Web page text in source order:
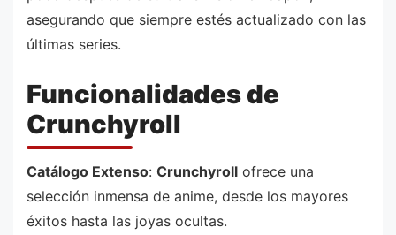
asegurando que siempre estés actualizado con las
últimas series.
Funcionalidades de
Crunchyroll
Catálogo Extenso: Crunchyroll ofrece una
selección inmensa de anime, desde los mayores
éxitos hasta las joyas ocultas.